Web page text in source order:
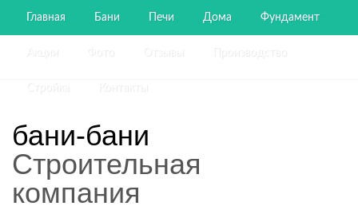
Главная Бани Печи Дома Фундамент
бани-бани
Строительная
компания